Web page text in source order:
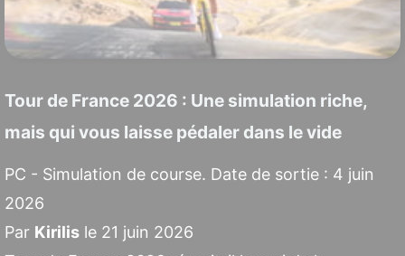
Tour de France 2026 : Une simulation riche,
mais qui vous laisse pédaler dans le vide
PC - Simulation de course. Date de sortie : 4 juin
2026
Par Kirilis le 21 juin 2026